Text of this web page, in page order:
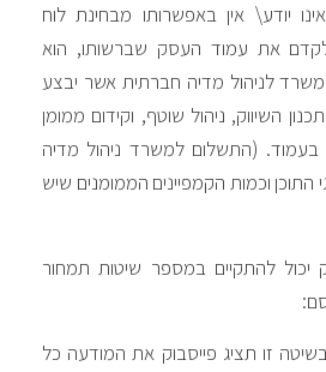
אין באפשרותו מבחינת לוח
את עמוד העסק שברשותו, הוא
מדיה חברתית אשר יבצע
ניהול שוטף, וקידום ממומן
(התשלום למשרד ניהול מדיה
הקמפיינים הממומנים שיש
להתקיים במספר שיטות תמחור
תציג פייסבוק את המודעה כל